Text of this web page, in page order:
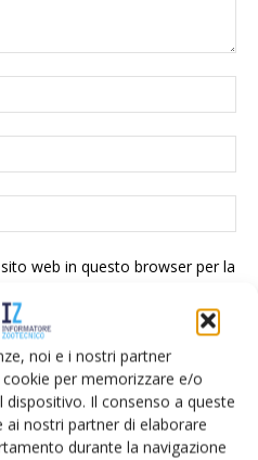
noi e i nostri partner
per memorizzare e/o
Il consenso a queste
nostri partner di elaborare
durante la navigazione
web in questo browser per la